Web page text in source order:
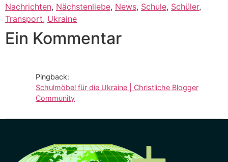
Nachrichten, Nächstenliebe, News, Schule, Schüler,
Transport, Ukraine
Ein Kommentar
Pingback:
Schulmöbel für die Ukraine | Christliche Blogger
Community